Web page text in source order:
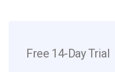
Free 14-Day Trial